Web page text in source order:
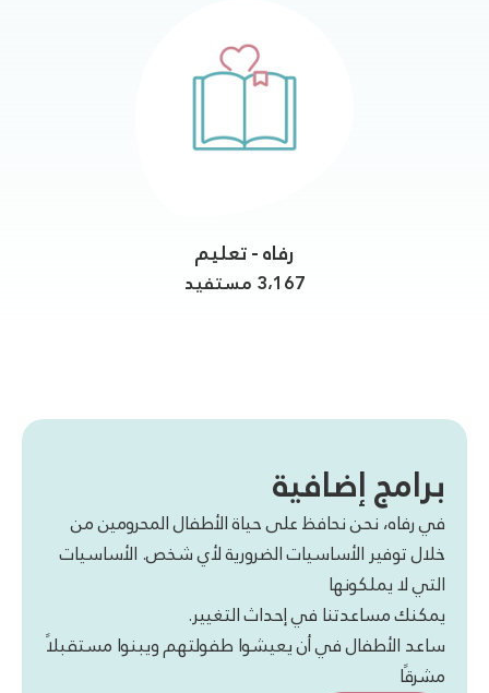
رفاه - تعليم
3،167 مستفيد
برامج إضافية
في رفاه، نحن نحافظ على حياة الأطفال المحرومين من
خلال توفير الأساسيات الضرورية لأي شخص. الأساسيات
التي لا يملكونها
يمكنك مساعدتنا في إحداث التغيير.
ساعد الأطفال في أن يعيشوا طفولتهم ويبنوا مستقبلاً
مشرقًا